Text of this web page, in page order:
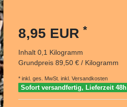
8,95 EUR *
Inhalt 0,1 Kilogramm
Grundpreis 89,50 € / Kilogramm
* inkl. ges. MwSt. inkl. Versandkosten
Sofort versandfertig, Lieferzeit 48h